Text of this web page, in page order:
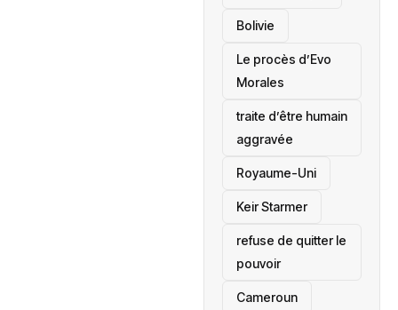
‎Bolivie
Le procès d’Evo
Morales
traite d’être humain
aggravée
‎Royaume-Uni
Keir Starmer
refuse de quitter le
pouvoir
‎Cameroun